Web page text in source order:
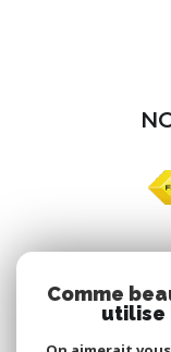
Comme
utilise